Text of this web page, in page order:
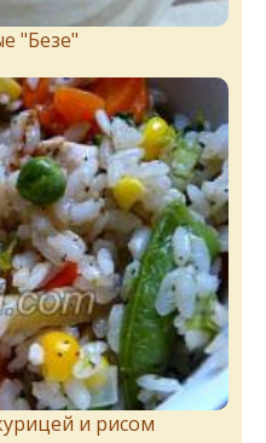
"Бeзe"
и рисом